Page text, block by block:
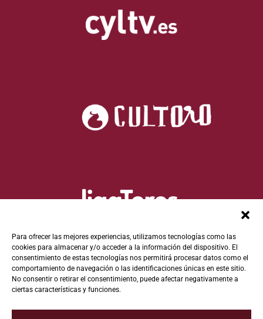
Para ofrecer las mejores experiencias, utilizamos tecnologías como las
cookies para almacenar y/o acceder a la información del dispositivo. El
consentimiento de estas tecnologías nos permitirá procesar datos como el
comportamiento de navegación o las identificaciones únicas en este sitio.
No consentir o retirar el consentimiento, puede afectar negativamente a
ciertas características y funciones.